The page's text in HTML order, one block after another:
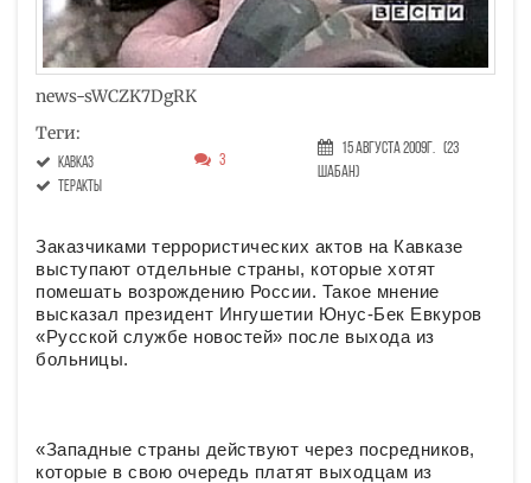
news-sWCZK7DgRK
Теги:
Кавказ
теракты
3
15 Августа 2009г. (23
Шабан)
Заказчиками террористических актов на Кавказе
выступают отдельные страны, которые хотят
помешать возрождению России. Такое мнение
высказал президент Ингушетии Юнус-Бек Евкуров
«Русской службе новостей» после выхода из
больницы.
«Западные страны действуют через посредников,
которые в свою очередь платят выходцам из